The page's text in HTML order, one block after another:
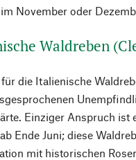
November oder
Waldreben
die Italienische
Einziger Anspruch
Ende Juni; diese
mit historischen